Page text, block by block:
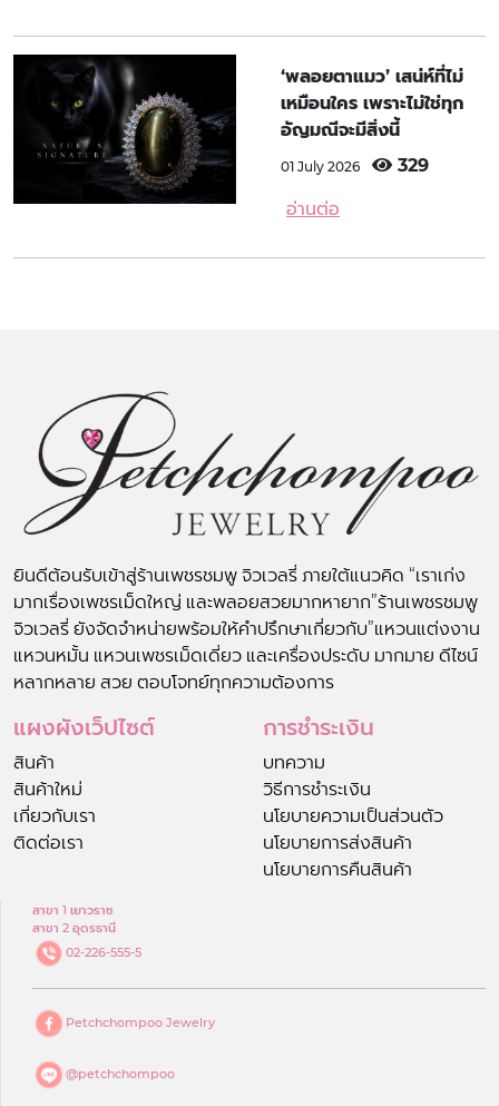
‘พลอยตาแมว’ เสน่ห์ที่ไม่
เหมือนใคร เพราะไม่ใช่ทุก
อัญมณีจะมีสิ่งนี้
01 July 2026 329
อ่านต่อ
ยินดีต้อนรับเข้าสู่ร้านเพชรชมพู จิวเวลรี่ ภายใต้แนวคิด “เราเก่ง
มากเรื่องเพชรเม็ดใหญ่ และพลอยสวยมากหายาก”ร้านเพชรชมพู
จิวเวลรี่ ยังจัดจำหน่ายพร้อมให้คำปรึกษาเกี่ยวกับ”แหวนแต่งงาน
แหวนหมั้น แหวนเพชรเม็ดเดี่ยว และเครื่องประดับ มากมาย ดีไซน์
หลากหลาย สวย ตอบโจทย์ทุกความต้องการ
แผงผังเว็ปไซต์
สินค้า
สินค้าใหม่
เกี่ยวกับเรา
ติดต่อเรา
การชำระเงิน
บทความ
วิธีการชำระเงิน
นโยบายความเป็นส่วนตัว
นโยบายการส่งสินค้า
นโยบายการคืนสินค้า
สาขา 1 เยาวราช
สาขา 2 อุดรธานี
02-226-555-5
Petchchompoo Jewelry
@petchchompoo